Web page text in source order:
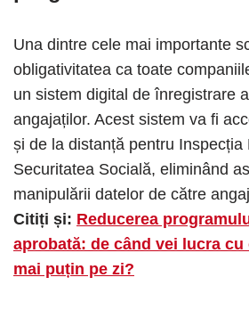
Una dintre cele mai importante
obligativitatea ca toate
un sistem digital de înregistrare
angajaților. Acest sistem va fi
și de la distanță pentru Inspecția
Securitatea Socială, eliminând
manipulării datelor de către
Citiți și: Reducerea
aprobată: de când vei lucra cu
mai puțin pe zi?